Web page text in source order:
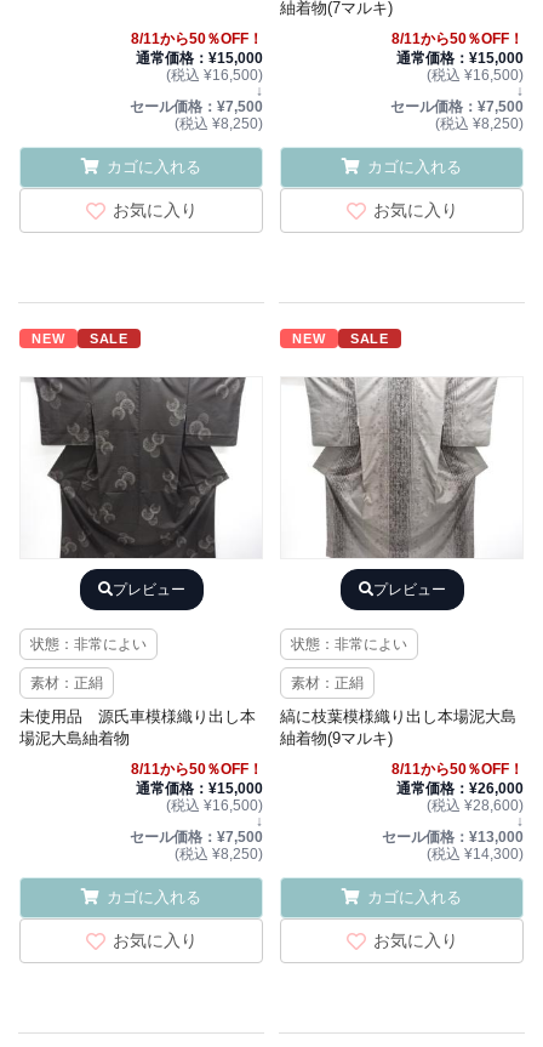
8/11から50％OFF！
通常価格：¥15,000
(税込 ¥16,500)
↓
セール価格：¥7,500
(税込 ¥8,250)
カゴに入れる
お気に入り
紬着物(7マルキ)
8/11から50％OFF！
通常価格：¥15,000
(税込 ¥16,500)
↓
セール価格：¥7,500
(税込 ¥8,250)
カゴに入れる
お気に入り
NEW SALE
プレビュー
状態：非常によい
素材：正絹
未使用品 源氏車模様織り出し本
場泥大島紬着物
8/11から50％OFF！
通常価格：¥15,000
(税込 ¥16,500)
↓
セール価格：¥7,500
(税込 ¥8,250)
カゴに入れる
お気に入り
NEW SALE
プレビュー
状態：非常によい
素材：正絹
縞に枝葉模様織り出し本場泥大島
紬着物(9マルキ)
8/11から50％OFF！
通常価格：¥26,000
(税込 ¥28,600)
↓
セール価格：¥13,000
(税込 ¥14,300)
カゴに入れる
お気に入り